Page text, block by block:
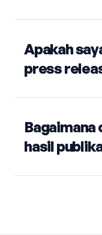
Apakah
press
Bagaimana
hasil